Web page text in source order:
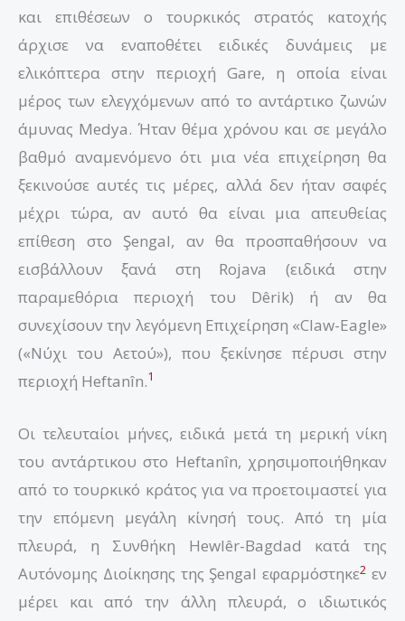
και επιθέσεων ο τουρκικός στρατός κατοχής
άρχισε να εναποθέτει ειδικές δυνάμεις με
ελικόπτερα στην περιοχή Gare, η οποία είναι
μέρος των ελεγχόμενων από το αντάρτικο ζωνών
άμυνας Medya. Ήταν θέμα χρόνου και σε μεγάλο
βαθμό αναμενόμενο ότι μια νέα επιχείρηση θα
ξεκινούσε αυτές τις μέρες, αλλά δεν ήταν σαφές
μέχρι τώρα, αν αυτό θα είναι μια απευθείας
επίθεση στο Şengal, αν θα προσπαθήσουν να
εισβάλλουν ξανά στη Rojava (ειδικά στην
παραμεθόρια περιοχή του Dêrik) ή αν θα
συνεχίσουν την λεγόμενη Επιχείρηση «Claw-Eagle»
(«Νύχι του Αετού»), που ξεκίνησε πέρυσι στην
περιοχή Heftanîn.1
Οι τελευταίοι μήνες, ειδικά μετά τη μερική νίκη
του αντάρτικου στο Heftanîn, χρησιμοποιήθηκαν
από το τουρκικό κράτος για να προετοιμαστεί για
την επόμενη μεγάλη κίνησή τους. Από τη μία
πλευρά, η Συνθήκη Hewlêr-Bagdad κατά της
Αυτόνομης Διοίκησης της Şengal εφαρμόστηκε2 εν
μέρει και από την άλλη πλευρά, ο ιδιωτικός